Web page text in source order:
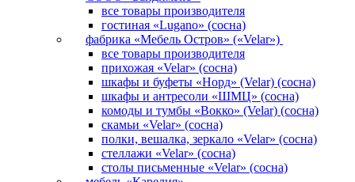
все товары производителя
гостиная «Lugano» (сосна)
фабрика «Мебель Остров» («Velar»)
все товары производителя
прихожая «Velar» (сосна)
шкафы и буфеты «Норд» (Velar) (сосна)
шкафы и антресоли «ШМЦ» (сосна)
комоды и тумбы «Вокко» (Velar) (сосна)
скамьи «Velar» (сосна)
полки, вешалка, зеркало «Velar» (сосна)
стеллажи «Velar» (сосна)
столы письменные «Velar» (сосна)